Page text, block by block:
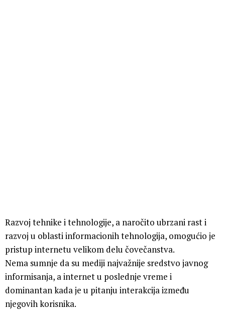
Razvoj tehnike i tehnologije, a naročito ubrzani rast i
razvoj u oblasti informacionih tehnologija, omogućio je
pristup internetu velikom delu čovečanstva.
Nema sumnje da su mediji najvažnije sredstvo javnog
informisanja, a internet u poslednje vreme i
dominantan kada je u pitanju interakcija između
njegovih korisnika.